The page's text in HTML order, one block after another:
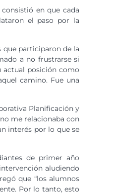
en que cada
el paso por la
que participaron de la
a no frustrarse si
actual posición como
camino. Fue una
Planificación y
me relacionaba con
interés por lo que se
de primer año
aludiendo
que “los alumnos
Por lo tanto, esto